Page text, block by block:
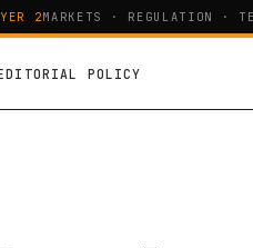
2 MARKETS · REGULATION ·
POLICY